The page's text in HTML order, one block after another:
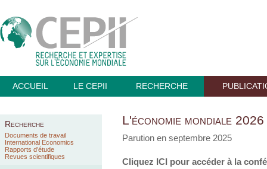
ACCUEIL LE CEPII RECHERCHE
Recherche
Documents de travail
International Economics
Rapports d’étude
Revues scientifiques
L'économie mondiale 2026
Parution en septembre 2025
Cliquez ICI pour accéder à la